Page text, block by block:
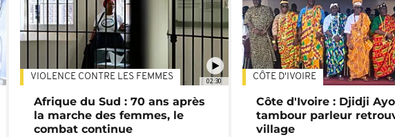
02:30
VIOLENCE CONTRE LES FEMMES
Afrique du Sud : 70 ans après
la marche des femmes, le
combat continue
CÔTE D'IVOIRE
Côte d'Ivoire : Djidji
tambour parleur
village